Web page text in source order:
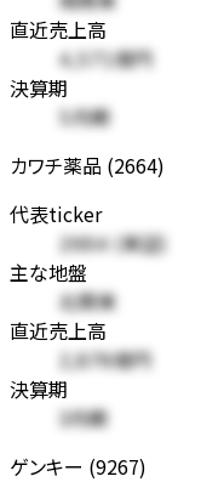
直近売上高
4,571億円
決算期
5月期
カワチ薬品 (2664)
代表ticker
2664 (東証)
主な地盤
北関東
直近売上高
2,878億円
決算期
3月期
ゲンキー (9267)